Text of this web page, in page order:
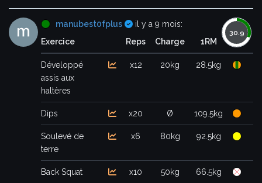
manubest0fplus Certifié
il y a 9 mois:
Exercice
Reps Charge 1RM
Développé
assis aux
haltères
x12 20kg 28.5kg
Dips x20 Ø 109.5kg
Soulevé de
terre
x6 80kg 92.5kg
Back Squat x10 50kg 66.5kg